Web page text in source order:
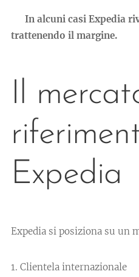
👉 In alcuni casi Expedia
trattenendo il margine.
Il
Expedia
Expedia si posiziona su un
1. Clientela internazionale